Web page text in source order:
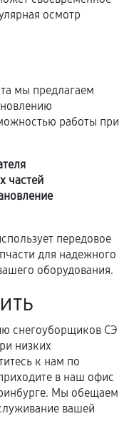
попадание влаги,
если иное не
указано в
может
если
по
имеют внешних
нашим сервисным
осмотр
мы предлагаем
работы при
частей
передовое
для надежного
оборудования.
снегоуборщиков СЭ
низких
к нам по
в наш офис
Мы обещаем
вашей